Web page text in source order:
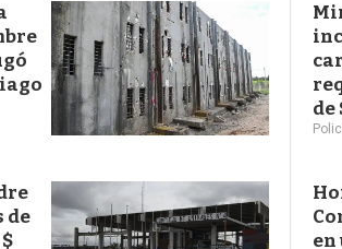
de
de
en